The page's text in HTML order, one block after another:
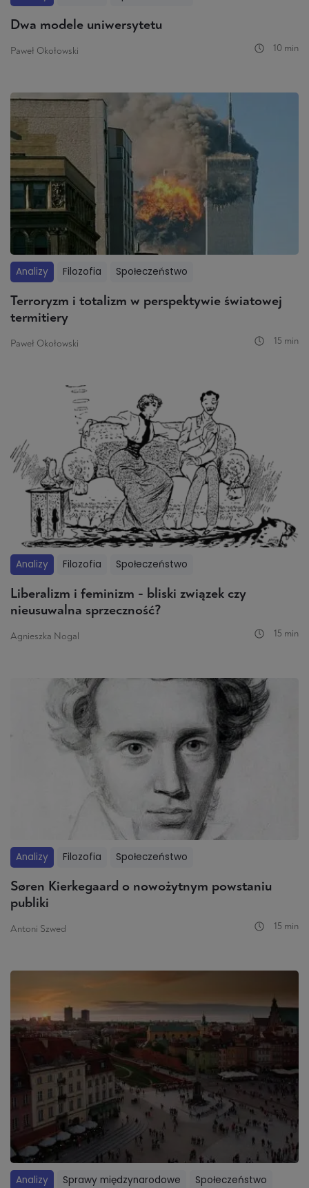
Dwa modele uniwersytetu
Paweł Okołowski 10 min
Analizy Filozofia Społeczeństwo
Terroryzm i totalizm w perspektywie światowej
termitiery
Paweł Okołowski 15 min
Analizy Filozofia Społeczeństwo
Liberalizm i feminizm - bliski związek czy
nieusuwalna sprzeczność?
Agnieszka Nogal 15 min
Analizy Filozofia Społeczeństwo
Søren Kierkegaard o nowożytnym powstaniu
publiki
Antoni Szwed 15 min
Analizy Sprawy międzynarodowe Społeczeństwo